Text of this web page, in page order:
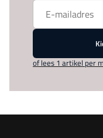
of lees 1 artikel per